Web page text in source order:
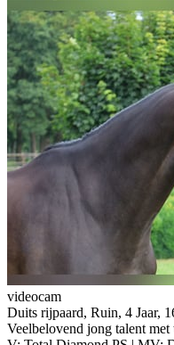
videocam
Duits rijpaard, Ruin, 4 Jaar,
Veelbelovend jong talent met